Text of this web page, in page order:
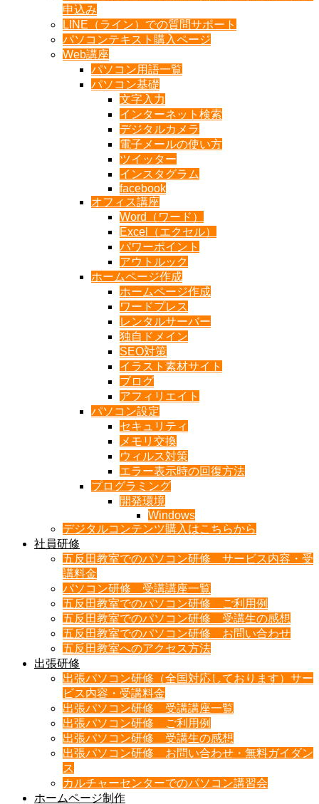
申込み
LINE（ライン）での質問サポート
パソコンテキスト購入ページ
Web講座
パソコン用語一覧
パソコン基礎
文字入力
インターネット検索
デジタルカメラ
電子メールの使い方
ツイッター
インスタグラム
facebook
オフィス講座
Word（ワード）
Excel（エクセル）
パワーポイント
アウトルック
ホームページ作成
ホームページ作成
ワードプレス
レンタルサーバー
独自ドメイン
SEO対策
イラスト素材サイト
ブログ
アフィリエイト
パソコン設定
セキュリティ
メモリ交換
ウィルス対策
エラー表示時の回復方法
プログラミング
開発環境
Windows
デジタルコンテンツ購入はこちらから
社員研修
五反田教室でのパソコン研修 サービス内容・受
講料金
パソコン研修 受講講座一覧
五反田教室でのパソコン研修 ご利用例
五反田教室でのパソコン研修 受講生の感想
五反田教室でのパソコン研修 お問い合わせ
五反田教室へのアクセス方法
出張研修
出張パソコン研修（全国対応しております）サー
ビス内容・受講料金
出張パソコン研修 受講講座一覧
出張パソコン研修 ご利用例
出張パソコン研修 受講生の感想
出張パソコン研修 お問い合わせ・無料ガイダン
ス
カルチャーセンターでのパソコン講習会
ホームページ制作